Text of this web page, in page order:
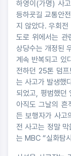
하영이(가명) 사
등하굣길 교통안
지 않았다. 우회전
도로 위에서는 관
상당수는 개정된
계속 반복되고 있
전하던 25톤 덤
는 사고가 발생했
되었고, 평범했던
아직도 그날의 흔
든 보행자가 사고
전 사고는 정말
는 MBC “실화탐